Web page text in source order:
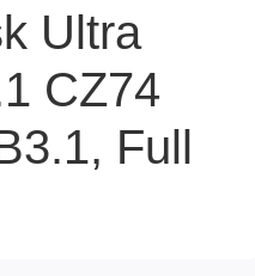
Ultra
CZ74
Full